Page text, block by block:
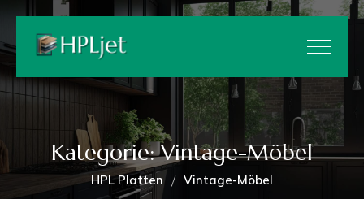
Kategorie:Vintage-Möbel
HPL Platten Vintage-Möbel